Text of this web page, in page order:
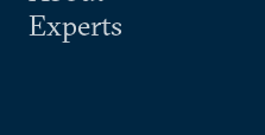
Experts